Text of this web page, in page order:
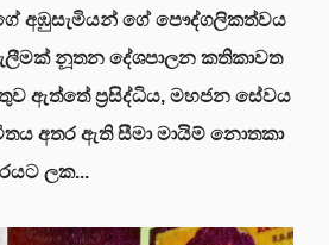
අඹුසැමියන් ගේ පෞද්ගලිකත්වය
නූතන දේශපාලන කතිකාවත
ඇත්තේ ප්‍රසිද්ධිය, මහජන සේවය
අතර ඇති සීමා මායිම් නොතකා
ලක...